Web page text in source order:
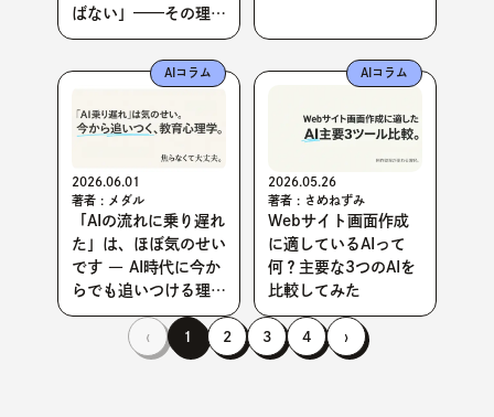
ばない」——その理由
と運用法
2026.06.01
著者 : メダル
「AIの流れに乗り遅れ
た」は、ほぼ気のせい
です ― AI時代に今か
らでも追いつける理由
を、教育心理学の観点
から紐解いてみた
AIコラム
2026.05.26
著者 : さめねずみ
Webサイト画面作成
に適しているAIって
何？主要な3つのAIを
比較してみた
AIコラム
‹ 1 2 3 4 ›